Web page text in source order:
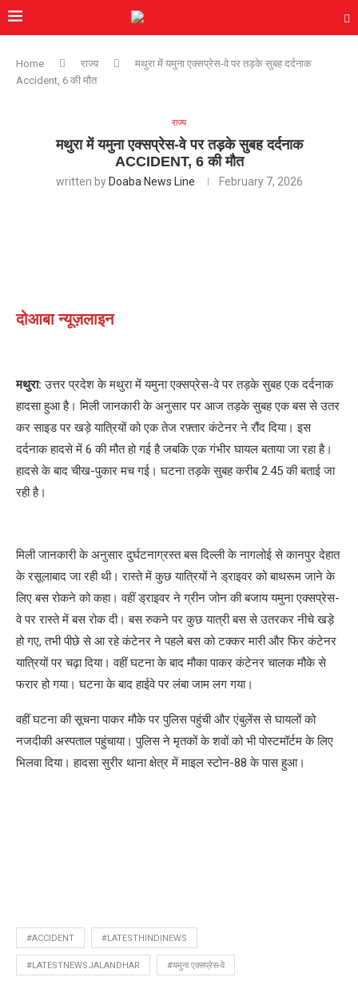
Home राज्य
मथुरा में यमुना एक्सप्रेस-वे पर तड़के सुबह दर्दनाक
Accident, 6 की मौत
राज्य
मथुरा में यमुना एक्सप्रेस-वे पर तड़के सुबह दर्दनाक
ACCIDENT, 6 की मौत
written by Doaba News Line February 7, 2026
दोआबा न्यूज़लाइन
मथुरा: उत्तर प्रदेश के मथुरा में यमुना एक्सप्रेस-वे पर तड़के सुबह एक दर्दनाक
हादसा हुआ है। मिली जानकारी के अनुसार पर आज तड़के सुबह एक बस से उतर
कर साइड पर खड़े यात्रियों को एक तेज रफ़्तार कंटेनर ने रौंद दिया। इस
दर्दनाक हादसे में 6 की मौत हो गई है जबकि एक गंभीर घायल बताया जा रहा है।
हादसे के बाद चीख-पुकार मच गई। घटना तड़के सुबह करीब 2.45 की बताई जा
रही है।
मिली जानकारी के अनुसार दुर्घटनाग्रस्त बस दिल्ली के नागलोई से कानपुर देहात
के रसूलाबाद जा रही थी। रास्ते में कुछ यात्रियों ने ड्राइवर को बाथरूम जाने के
लिए बस रोकने को कहा। वहीं ड्राइवर ने ग्रीन जोन की बजाय यमुना एक्सप्रेस-
वे पर रास्ते में बस रोक दी। बस रुकने पर कुछ यात्री बस से उतरकर नीचे खड़े
हो गए, तभी पीछे से आ रहे कंटेनर ने पहले बस को टक्कर मारी और फिर कंटेनर
यात्रियों पर चढ़ा दिया। वहीं घटना के बाद मौका पाकर कंटेनर चालक मौके से
फरार हो गया। घटना के बाद हाईवे पर लंबा जाम लग गया।
वहीं घटना की सूचना पाकर मौके पर पुलिस पहुंची और एंबुलेंस से घायलों को
नजदीकी अस्पताल पहुंचाया। पुलिस ने मृतकों के शवों को भी पोस्टमॉर्टम के लिए
भिलवा दिया। हादसा सुरीर थाना क्षेत्र में माइल स्टोन-88 के पास हुआ।
#ACCIDENT #LATESTHINDINEWS
#LATESTNEWSJALANDHAR #यमुना एक्सप्रेस-वे